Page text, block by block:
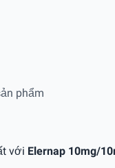
phẩm
với Elernap 10mg/